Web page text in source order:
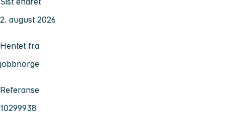
2. august 2026
Hentet fra
jobbnorge
Referanse
10299938